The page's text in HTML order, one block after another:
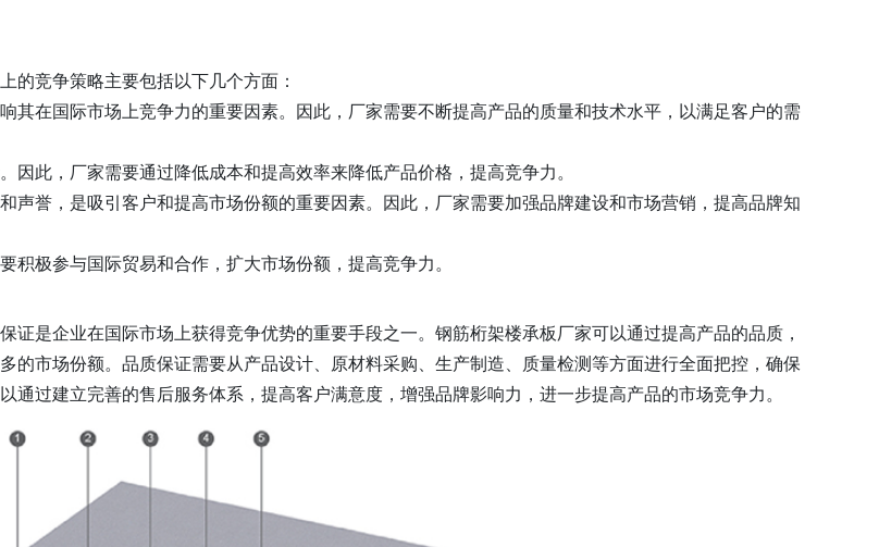
的竞争策略主要包括以下几个方面：
其在国际市场上竞争力的重要因素。因此，厂家需要不断提高产品的质量和技术水平，以满足客户的需
此，厂家需要通过降低成本和提高效率来降低产品价格，提高竞争力。
声誉，是吸引客户和提高市场份额的重要因素。因此，厂家需要加强品牌建设和市场营销，提高品牌知
极参与国际贸易和合作，扩大市场份额，提高竞争力。
是企业在国际市场上获得竞争优势的重要手段之一。钢筋桁架楼承板厂家可以通过提高产品的品质，
的市场份额。品质保证需要从产品设计、原材料采购、生产制造、质量检测等方面进行全面把控，确保
过建立完善的售后服务体系，提高客户满意度，增强品牌影响力，进一步提高产品的市场竞争力。